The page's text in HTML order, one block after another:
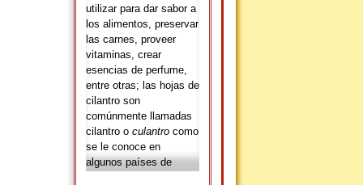
utilizar para dar sabor a
los alimentos, preservar
las carnes, proveer
vitaminas, crear
esencias de perfume,
entre otras; las hojas de
cilantro son
comúnmente llamadas
cilantro o culantro como
se le conoce en
algunos países de